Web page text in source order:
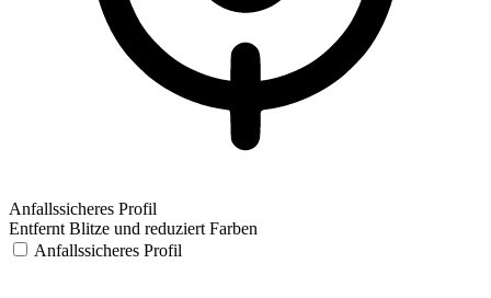
Anfallssicheres Profil
Entfernt Blitze und reduziert Farben
Anfallssicheres Profil